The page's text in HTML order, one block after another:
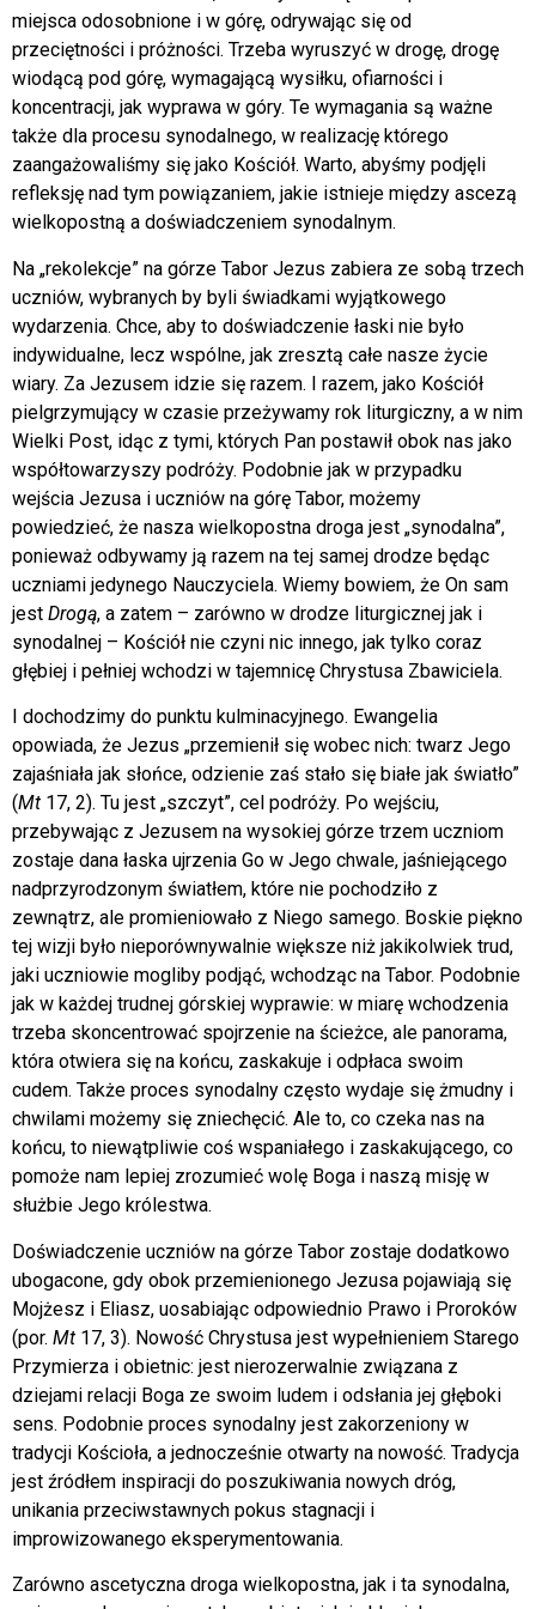
miejsca odosobnione i w górę, odrywając się od
przeciętności i próżności. Trzeba wyruszyć w drogę, drogę
wiodącą pod górę, wymagającą wysiłku, ofiarności i
koncentracji, jak wyprawa w góry. Te wymagania są ważne
także dla procesu synodalnego, w realizację którego
zaangażowaliśmy się jako Kościół. Warto, abyśmy podjęli
refleksję nad tym powiązaniem, jakie istnieje między ascezą
wielkopostną a doświadczeniem synodalnym.
Na „rekolekcje” na górze Tabor Jezus zabiera ze sobą trzech
uczniów, wybranych by byli świadkami wyjątkowego
wydarzenia. Chce, aby to doświadczenie łaski nie było
indywidualne, lecz wspólne, jak zresztą całe nasze życie
wiary. Za Jezusem idzie się razem. I razem, jako Kościół
pielgrzymujący w czasie przeżywamy rok liturgiczny, a w nim
Wielki Post, idąc z tymi, których Pan postawił obok nas jako
współtowarzyszy podróży. Podobnie jak w przypadku
wejścia Jezusa i uczniów na górę Tabor, możemy
powiedzieć, że nasza wielkopostna droga jest „synodalna”,
ponieważ odbywamy ją razem na tej samej drodze będąc
uczniami jedynego Nauczyciela. Wiemy bowiem, że On sam
jest Drogą, a zatem – zarówno w drodze liturgicznej jak i
synodalnej – Kościół nie czyni nic innego, jak tylko coraz
głębiej i pełniej wchodzi w tajemnicę Chrystusa Zbawiciela.
I dochodzimy do punktu kulminacyjnego. Ewangelia
opowiada, że Jezus „przemienił się wobec nich: twarz Jego
zajaśniała jak słońce, odzienie zaś stało się białe jak światło”
(Mt 17, 2). Tu jest „szczyt”, cel podróży. Po wejściu,
przebywając z Jezusem na wysokiej górze trzem uczniom
zostaje dana łaska ujrzenia Go w Jego chwale, jaśniejącego
nadprzyrodzonym światłem, które nie pochodziło z
zewnątrz, ale promieniowało z Niego samego. Boskie piękno
tej wizji było nieporównywalnie większe niż jakikolwiek trud,
jaki uczniowie mogliby podjąć, wchodząc na Tabor. Podobnie
jak w każdej trudnej górskiej wyprawie: w miarę wchodzenia
trzeba skoncentrować spojrzenie na ścieżce, ale panorama,
która otwiera się na końcu, zaskakuje i odpłaca swoim
cudem. Także proces synodalny często wydaje się żmudny i
chwilami możemy się zniechęcić. Ale to, co czeka nas na
końcu, to niewątpliwie coś wspaniałego i zaskakującego, co
pomoże nam lepiej zrozumieć wolę Boga i naszą misję w
służbie Jego królestwa.
Doświadczenie uczniów na górze Tabor zostaje dodatkowo
ubogacone, gdy obok przemienionego Jezusa pojawiają się
Mojżesz i Eliasz, uosabiając odpowiednio Prawo i Proroków
(por. Mt 17, 3). Nowość Chrystusa jest wypełnieniem Starego
Przymierza i obietnic: jest nierozerwalnie związana z
dziejami relacji Boga ze swoim ludem i odsłania jej głęboki
sens. Podobnie proces synodalny jest zakorzeniony w
tradycji Kościoła, a jednocześnie otwarty na nowość. Tradycja
jest źródłem inspiracji do poszukiwania nowych dróg,
unikania przeciwstawnych pokus stagnacji i
improwizowanego eksperymentowania.
Zarówno ascetyczna droga wielkopostna, jak i ta synodalna,